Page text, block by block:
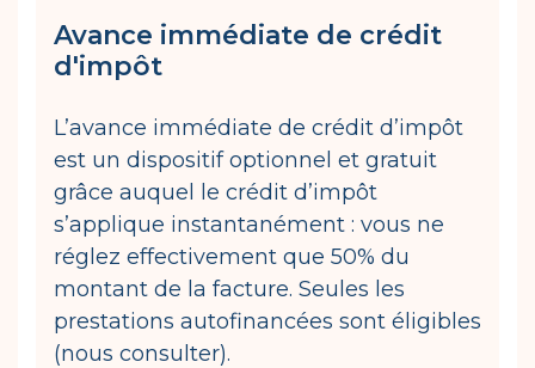
Avance immédiate de crédit
d'impôt
L’avance immédiate de crédit d’impôt
est un dispositif optionnel et gratuit
grâce auquel le crédit d’impôt
s’applique instantanément : vous ne
réglez effectivement que 50% du
montant de la facture. Seules les
prestations autofinancées sont éligibles
(nous consulter).